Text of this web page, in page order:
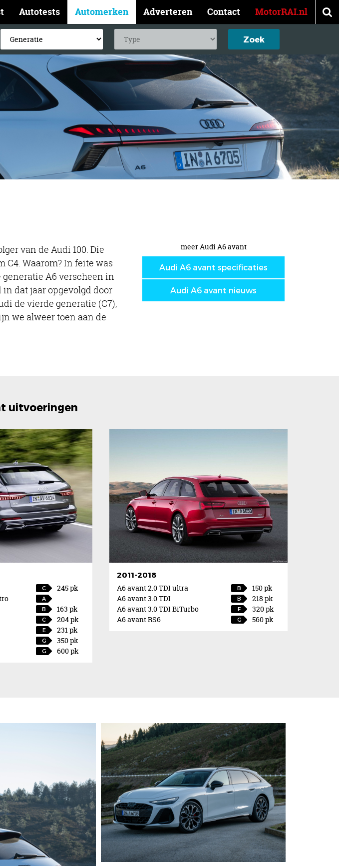
Autotests Automerken Adverteren Contact MotorRAI.nl
van de Audi 100. Die
C4. Waarom? In feite was
generatie A6 verscheen in
in dat jaar opgevolgd door
de vierde generatie (C7),
we alweer toen aan de
meer Audi A6 avant
Audi A6 avant specificaties
Audi A6 avant nieuws
uitvoeringen
C
245 pk
A
B
163 pk
C
204 pk
E
231 pk
G
350 pk
G 600 pk
2011-2018
A6 avant 2.0 TDI ultra B
150 pk
A6 avant 3.0 TDI
B
218 pk
A6 avant 3.0 TDI BiTurbo
F
320 pk
A6 avant RS6
G 560 pk